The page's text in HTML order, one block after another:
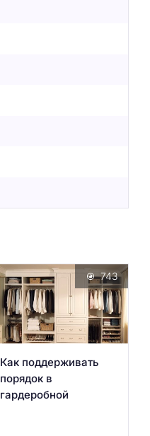
Как поддерживать
порядок в
гардеробной
743